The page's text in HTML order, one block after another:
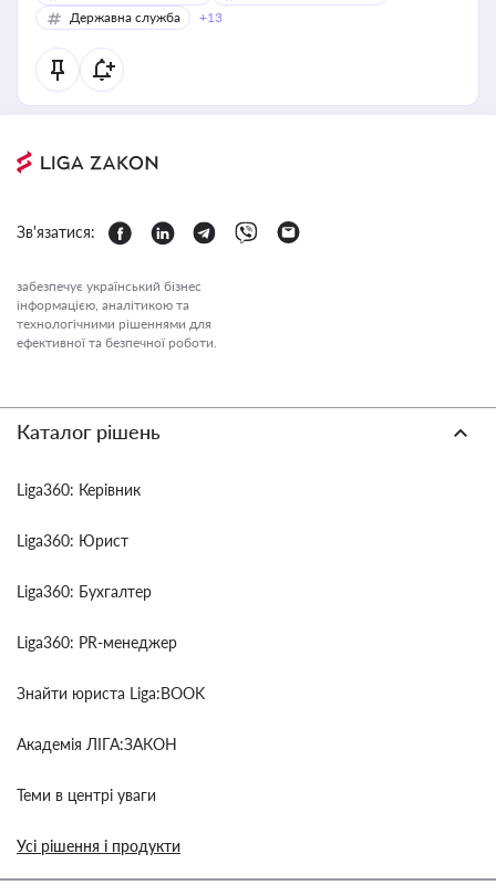
Державна служба
+13
Зв'язатися:
забезпечує український бізнес
інформацією, аналітикою та
технологічними рішеннями для
ефективної та безпечної роботи.
Каталог рішень
Liga360: Керівник
Liga360: Юрист
Liga360: Бухгалтер
Liga360: PR-менеджер
Знайти юриста Liga:BOOK
Академія ЛІГА:ЗАКОН
Теми в центрі уваги
Усі рішення і продукти